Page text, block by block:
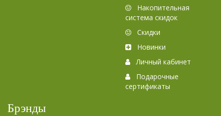
Накопительная
система скидок
Скидки
Новинки
Личный кабинет
Подарочные
сертификаты
Брэнды